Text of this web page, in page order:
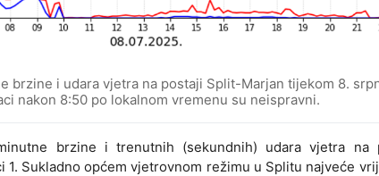
brzine i udara vjetra na postaji Split-Marjan tijekom 8.
nakon 8:50 po lokalnom vremenu su neispravni.
brzine i trenutnih (sekundnih) udara vjetra na
1. Sukladno općem vjetrovnom režimu u Splitu najveće